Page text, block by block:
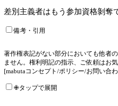
差別主義者はもう参加資格剝奪
備考・引用
著作権表記がない部分においても他者
ません。権利明記の指示、ご依頼はお
[mabutaコンセプト/ポリシー/お問い合
✙タップで展開